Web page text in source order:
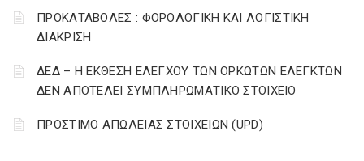
ΠΡΟΚΑΤΑΒΟΛΕΣ : ΦΟΡΟΛΟΓΙΚΗ ΚΑΙ ΛΟΓΙΣΤΙΚΗ
ΔΙΑΚΡΙΣΗ
ΔΕΔ – Η ΕΚΘΕΣΗ ΕΛΕΓΧΟΥ ΤΩΝ ΟΡΚΩΤΩΝ ΕΛΕΓΚΤΩΝ
ΔΕΝ ΑΠΟΤΕΛΕΙ ΣΥΜΠΛΗΡΩΜΑΤΙΚΟ ΣΤΟΙΧΕΙΟ
ΠΡΟΣΤΙΜΟ ΑΠΩΛΕΙΑΣ ΣΤΟΙΧΕΙΩΝ (UPD)